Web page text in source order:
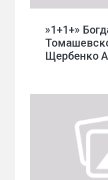
»1+1+»
Щербенко